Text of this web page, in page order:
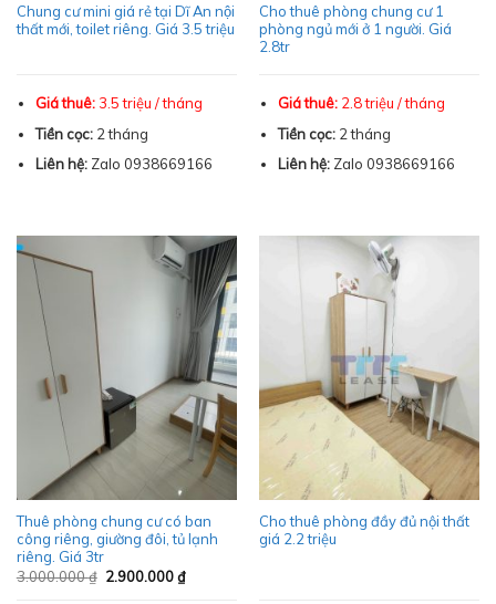
Chung cư mini giá rẻ tại Dĩ An nội
thất mới, toilet riêng. Giá 3.5 triệu
Giá thuê: 3.5 triệu / tháng
Tiền cọc: 2 tháng
Liên hệ:Zalo 0938669166
Cho thuê phòng chung cư 1
phòng ngủ mới ở 1 người. Giá
2.8tr
Giá thuê: 2.8 triệu / tháng
Tiền cọc: 2 tháng
Liên hệ: Zalo 0938669166
Thuê phòng chung cư có ban
công riêng, giường đôi, tủ lạnh
riêng. Giá 3tr
3.000.000₫ Giá
2.900.000₫Giá
hiện
Cho thuê phòng đầy đủ nội thất
giá 2.2 triệu